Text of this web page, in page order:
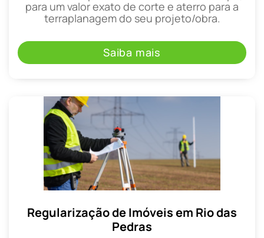
para um valor exato de corte e aterro para a
terraplanagem do seu projeto/obra.
Saiba mais
Regularização de Imóveis em Rio das
Pedras